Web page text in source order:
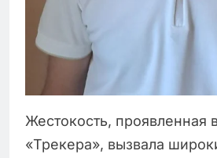
Жестокость, проявленная
«Трекера», вызвала